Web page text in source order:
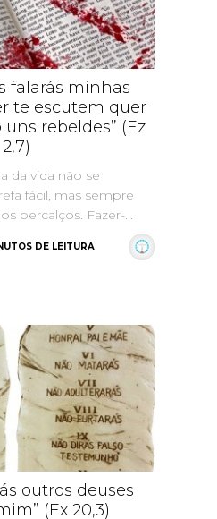
falarás minhas
te escutem quer
uns rebeldes” (Ez
2,7)
da vida não se
fácil, mas sempre
percalços. Fazer-...
DE LEITURA
outros deuses
(Ex 20,3)